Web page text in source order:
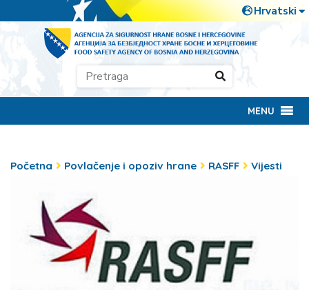
MENU
Početna Povlačenje i opoziv hrane RASFF Vijesti